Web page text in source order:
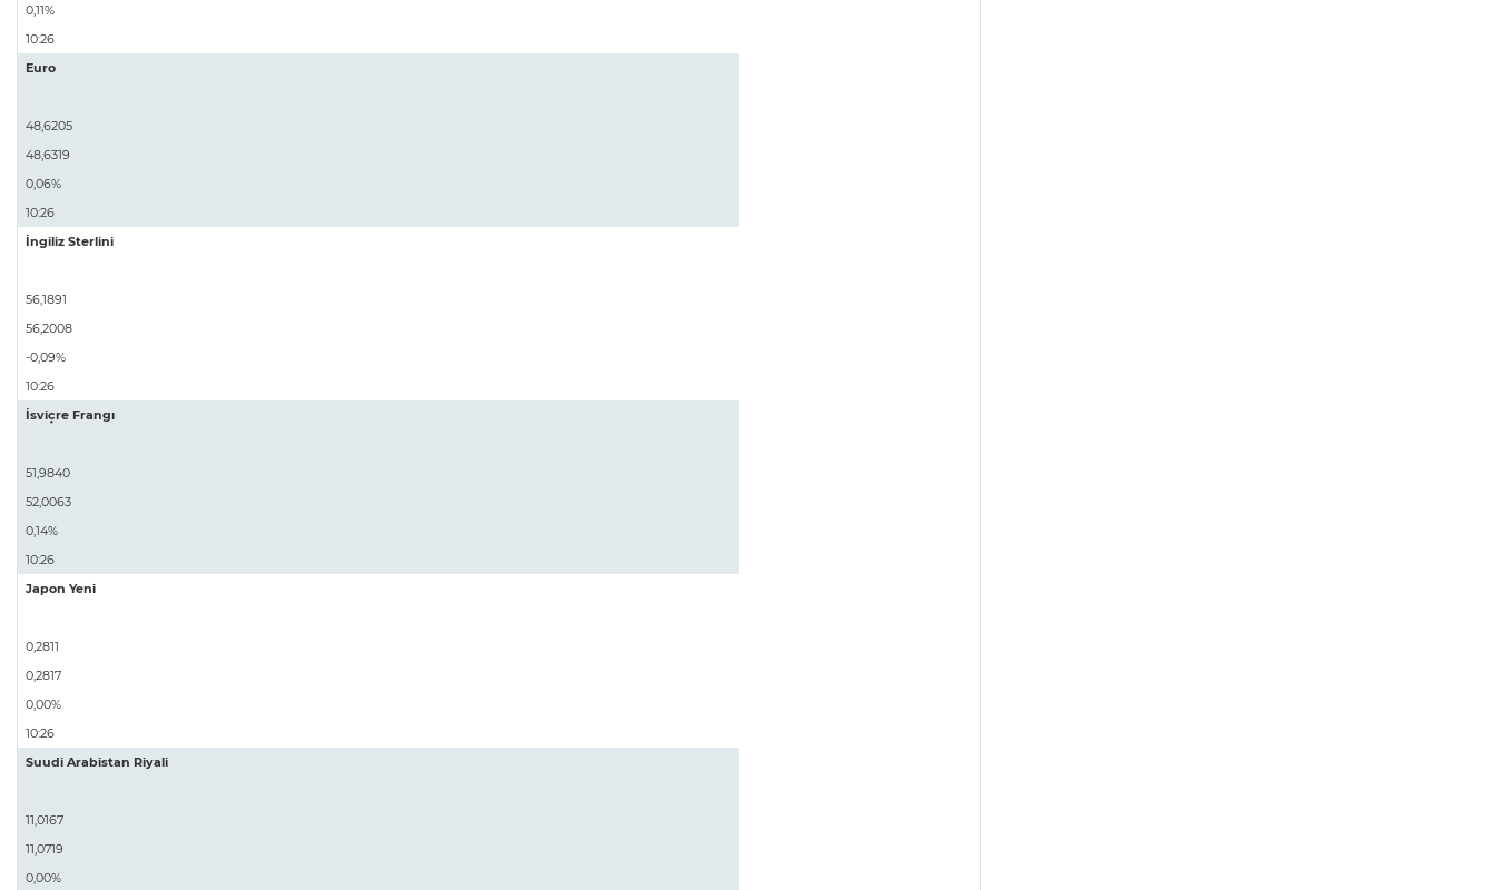
0,11%
10:26
Euro
48,6205
48,6319
0,06%
10:26
İngiliz Sterlini
56,1891
56,2008
-0,09%
10:26
İsviçre Frangı
51,9840
52,0063
0,14%
10:26
Japon Yeni
0,2811
0,2817
0,00%
10:26
Suudi Arabistan Riyali
11,0167
11,0719
0,00%